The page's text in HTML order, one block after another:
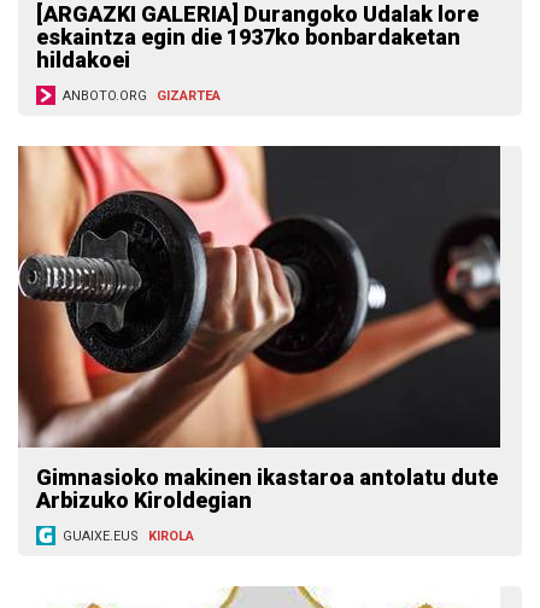
[ARGAZKI GALERIA] Durangoko Udalak lore
eskaintza egin die 1937ko bonbardaketan
hildakoei
ANBOTO.ORG GIZARTEA
Gimnasioko makinen ikastaroa antolatu dute
Arbizuko Kiroldegian
GUAIXE.EUS KIROLA